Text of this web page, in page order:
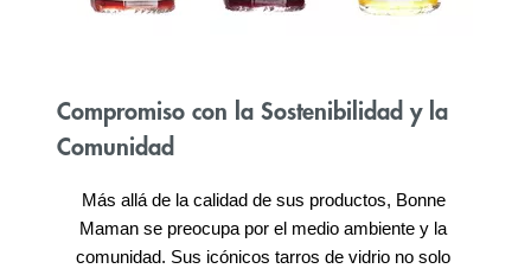
Compromiso con la Sostenibilidad y la
Comunidad
Más allá de la calidad de sus productos, Bonne
Maman se preocupa por el medio ambiente y la
comunidad. Sus icónicos tarros de vidrio no solo